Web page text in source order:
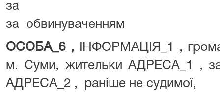
за №
за обвинуваченням
ОСОБА_6 ,
ІНФОРМАЦІЯ_1 ,
м. Суми, жительки АДРЕСА_1 ,
АДРЕСА_2 , раніше не судимої,